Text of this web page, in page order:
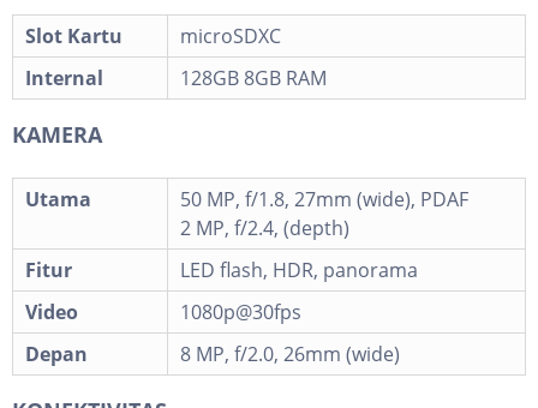
Slot Kartu
microSDXC
Internal
128GB 8GB RAM
KAMERA
Utama
50 MP, f/1.8, 27mm (wide), PDAF
2 MP, f/2.4, (depth)
Fitur
LED flash, HDR, panorama
Video
1080p@30fps
Depan
8 MP, f/2.0, 26mm (wide)